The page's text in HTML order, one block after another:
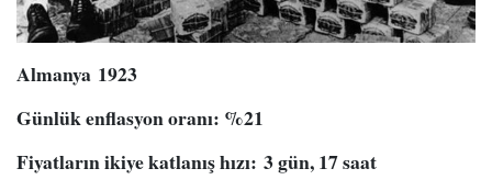
Almanya 1923
Günlük enflasyon oranı: %21
Fiyatların ikiye katlanış hızı: 3 gün, 17 saat